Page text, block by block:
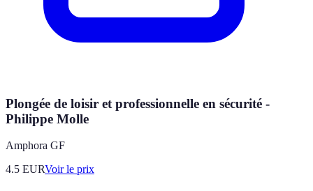
Plongée de loisir et professionnelle en sécurité -
Philippe Molle
Amphora GF
4.5 EURVoir le prix